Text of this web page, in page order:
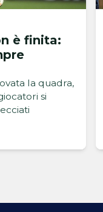
è finita:
la quadra,
si